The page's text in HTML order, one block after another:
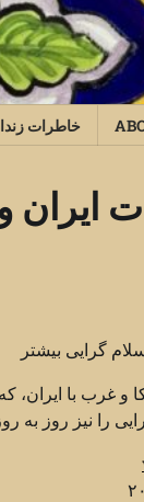
خاطرات
ایران
گرایی بیشتر
و غرب با ایران،
را نیز روز به